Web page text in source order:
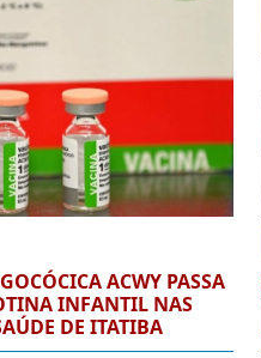
ACWY PASSA
INFANTIL NAS
DE ITATIBA